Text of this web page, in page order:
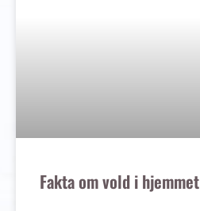
Fakta om vold i hjemmet